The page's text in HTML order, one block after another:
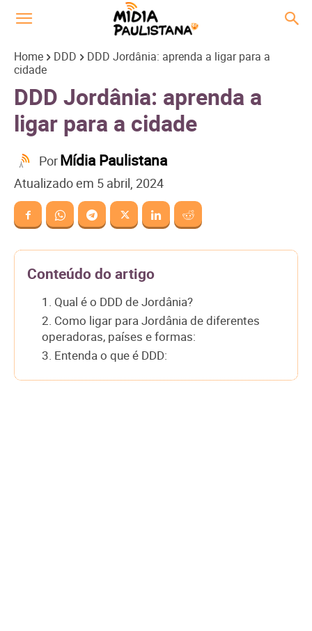
Home DDD
DDD Jordânia: aprenda a ligar para a
cidade
DDD Jordânia: aprenda a
ligar para a cidade
PorMídia Paulistana
Atualizado em 5 abril, 2024
Conteúdo do artigo
1. Qual é o DDD de Jordânia?
2. Como ligar para Jordânia de diferentes
operadoras, países e formas:
3. Entenda o que é DDD: